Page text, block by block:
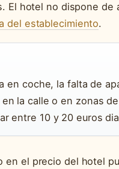
El hotel no dispone de
del establecimiento.
en coche, la falta de
la calle o en zonas
entre 10 y 20 euros
en el precio del hotel